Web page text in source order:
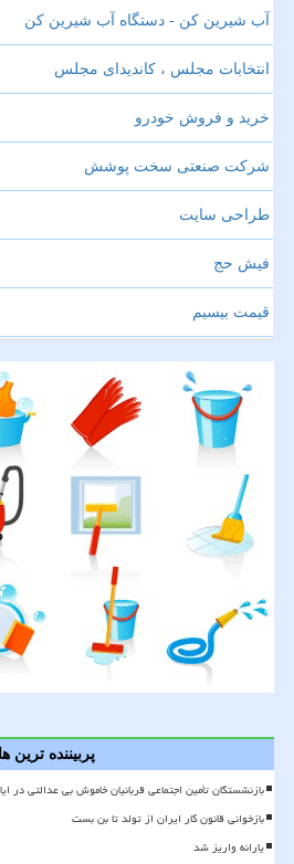
آب شیرین کن - دستگاه آب شیرین کن
انتخابات مجلس ، کاندیدای مجلس
خرید و فروش خودرو
شرکت صنعتی سخت پوشش
طراحی سایت
فیش حج
قیمت بیسیم
پربیننده ترین ها
بازنشستگان تأمین اجتماعی قربانیان خاموش بی عدالتی
بازخوانی قانون کار ایران از تولد تا بن بست
یارانه واریز شد